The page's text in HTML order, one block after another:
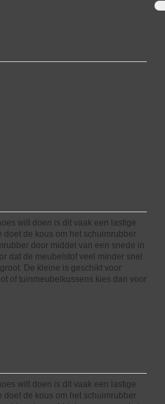
wilt doen is dit vaak een lastige
doet de kous om het schuimrubber
door middel van een snede in
dat de meubelstof veel minder snel
De kleine is geschikt voor
of tuinmeubelkussens kies dan voor
wilt doen is dit vaak een lastige
doet de kous om het schuimrubber